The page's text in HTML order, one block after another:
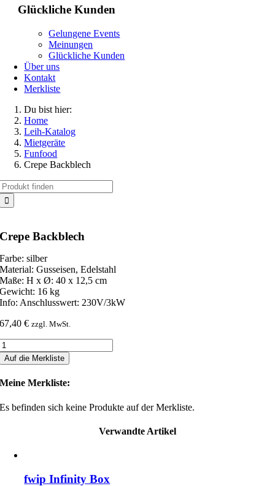
Glückliche Kunden
Gelungene Events
Meinungen
Glückliche Kunden
Über uns
Kontakt
Merkliste
Du bist hier:
Home
Leih-Katalog
Mietgeräte
Funfood
Crepe Backblech
Crepe Backblech
Farbe: silber
Material: Gusseisen, Edelstahl
Maße: H x Ø: 40 x 12,5 cm
Gewicht: 16 kg
Info: Anschlusswert: 230V/3kW
67,40€ zzgl. MwSt.
Auf die Merkliste
Meine Merkliste:
Es befinden sich keine Produkte auf der Merkliste.
Verwandte Artikel
fwip Infinity Box